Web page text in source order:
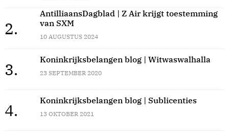
2.
AntilliaansDagblad | Z Air krijgt toestemming
van SXM
10 AUGUSTUS 2024
3.
Koninkrijksbelangen blog | Witwaswalhalla
23 SEPTEMBER 2020
4.
Koninkrijksbelangen blog | Sublicenties
13 OKTOBER 2021